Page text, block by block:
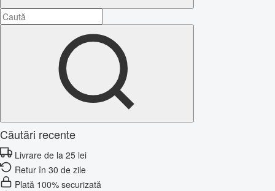
Căutări recente
Livrare de la 25 lei
Retur în 30 de zile
Plată 100% securizată